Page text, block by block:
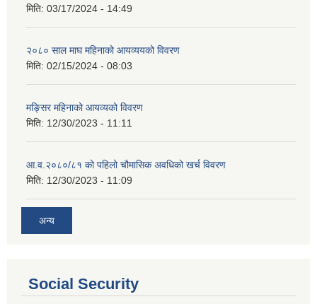
मिति: 03/17/2024 - 14:49
२०८० साल माघ महिनाको आयव्ययको विवरण
मिति: 02/15/2024 - 08:03
मङ्सिर महिनाको आयव्यको विवरण
मिति: 12/30/2023 - 11:11
आ.व.२०८०/८१ को पहिलो चौमासिक अवधिको खर्च विवरण
मिति: 12/30/2023 - 11:09
अन्य
Social Security